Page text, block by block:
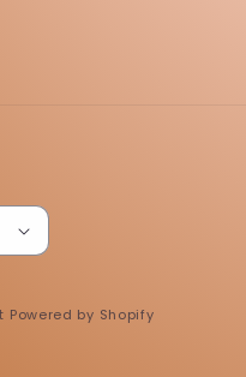
Powered by Shopify